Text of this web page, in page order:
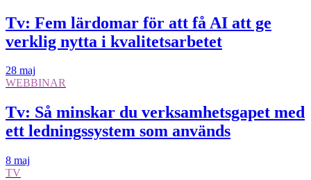
Tv: Fem lärdomar för att få AI att ge
verklig nytta i kvalitetsarbetet
28 maj
WEBBINAR
Tv: Så minskar du verksamhetsgapet med
ett ledningssystem som används
8 maj
TV